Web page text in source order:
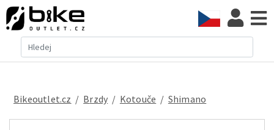
Bikeoutlet.cz / brzdy / kotouče / Shimano